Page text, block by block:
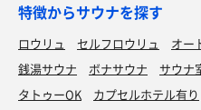
特徴からサウナを探す
ロウリュ セルフロウリュ オー
銭湯サウナ
ボナサウナ サウナ
タトゥーOK
カプセルホテル有り